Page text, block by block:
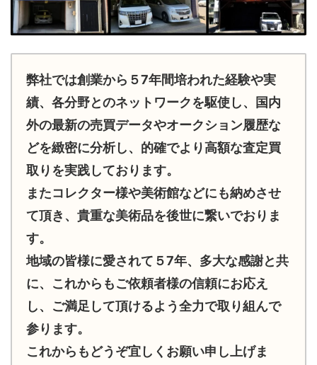
弊社では創業から５7年間培われた経験や実
績、各分野とのネットワークを駆使し、国内
外の最新の売買データやオークション履歴な
どを緻密に分析し、的確でより高額な査定買
取りを実践しております。
またコレクター様や美術館などにも納めさせ
て頂き、貴重な美術品を後世に繋いでおりま
す。
地域の皆様に愛されて５7年、多大な感謝と共
に、これからもご依頼者様の信頼にお応え
し、ご満足して頂けるよう全力で取り組んで
参ります。
これからもどうぞ宜しくお願い申し上げま